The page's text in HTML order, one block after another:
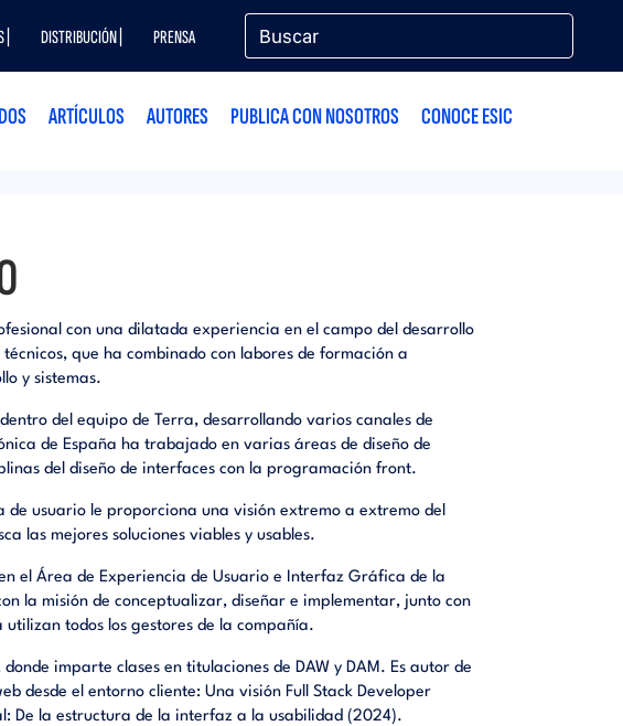
| DISTRIBUCIÓN | PRENSA
ARTÍCULOS AUTORES PUBLICA CON NOSOTROS CONOCE ESIC
con una dilatada experiencia en el campo del desarrollo
que ha combinado con labores de formación a
y sistemas.
del equipo de Terra, desarrollando varios canales de
de España ha trabajado en varias áreas de diseño de
del diseño de interfaces con la programación front.
de usuario le proporciona una visión extremo a extremo del
las mejores soluciones viables y usables.
el Área de Experiencia de Usuario e Interfaz Gráfica de la
la misión de conceptualizar, diseñar e implementar, junto con
todos los gestores de la compañía.
imparte clases en titulaciones de DAW y DAM. Es autor de
desde el entorno cliente: Una visión Full Stack Developer
De la estructura de la interfaz a la usabilidad (2024).